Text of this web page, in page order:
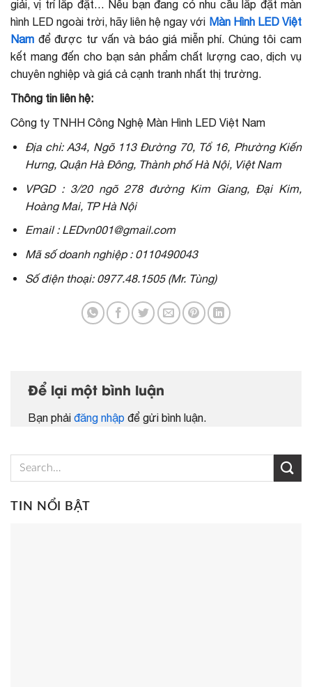
giải, vị trí lắp đặt… Nếu bạn đang có nhu cầu lắp đặt màn
hình LED ngoài trời, hãy liên hệ ngay với Màn Hình LED Việt
Nam để được tư vấn và báo giá miễn phí. Chúng tôi cam
kết mang đến cho bạn sản phẩm chất lượng cao, dịch vụ
chuyên nghiệp và giá cả cạnh tranh nhất thị trường.
Thông tin liên hệ:
Công ty TNHH Công Nghệ Màn Hình LED Việt Nam
Địa chỉ: A34, Ngõ 113 Đường 70, Tổ 16, Phường Kiến
Hưng, Quận Hà Đông, Thành phố Hà Nội, Việt Nam
VPGD : 3/20 ngõ 278 đường Kim Giang, Đại Kim,
Hoàng Mai, TP Hà Nội
Email : LEDvn001@gmail.com
Mã số doanh nghiệp : 0110490043
Số điện thoại: 0977.48.1505 (Mr. Tùng)
Để lại một bình luận
Bạn phải đăng nhập để gửi bình luận.
TIN NỔI BẬT